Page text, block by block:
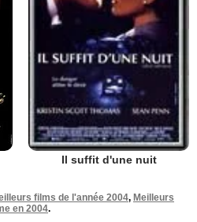
Il suffit d'une nuit
films de l'année 2004, Meilleurs
en 2004.